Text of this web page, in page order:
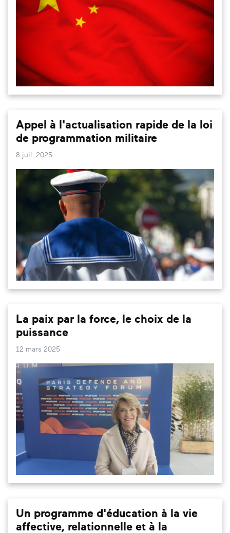
Appel à l'actualisation rapide de la loi
de programmation militaire
8 juil. 2025
La paix par la force, le choix de la
puissance
12 mars 2025
Un programme d'éducation à la vie
affective, relationnelle et à la